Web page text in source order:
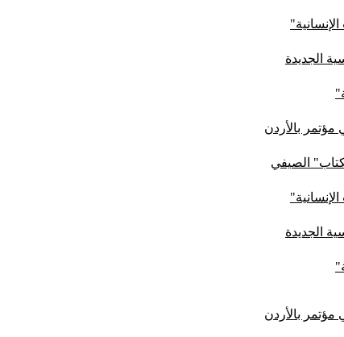
الجديدة
بالأردن
الصيفي
الجديدة
بالأردن